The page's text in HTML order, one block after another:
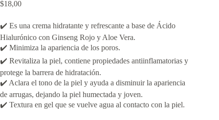
$18,00
✔️ Es una crema hidratante y refrescante a base de Ácido
Hialurónico con Ginseng Rojo y Aloe Vera.
✔️ Minimiza la apariencia de los poros.
✔️ Revitaliza la piel, contiene propiedades antiinflamatorias y
protege la barrera de hidratación.
✔️ Aclara el tono de la piel y ayuda a disminuir la apariencia
de arrugas, dejando la piel humectada y joven.
✔️ Textura en gel que se vuelve agua al contacto con la piel.